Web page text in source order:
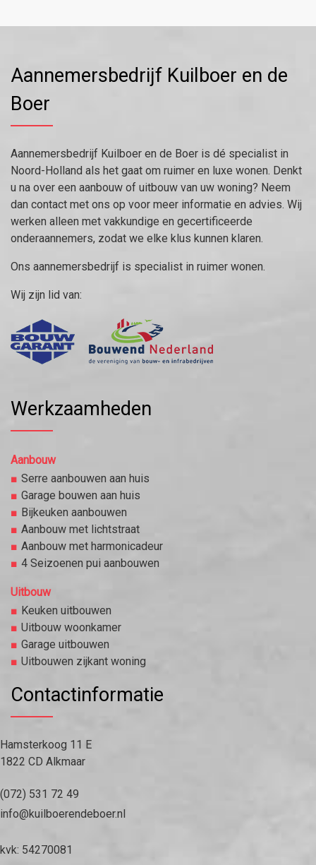
Aannemersbedrijf Kuilboer en de
Boer
Aannemersbedrijf Kuilboer en de Boer is dé specialist in
Noord-Holland als het gaat om ruimer en luxe wonen. Denkt
u na over een aanbouw of uitbouw van uw woning? Neem
dan contact met ons op voor meer informatie en advies. Wij
werken alleen met vakkundige en gecertificeerde
onderaannemers, zodat we elke klus kunnen klaren.
Ons aannemersbedrijf is specialist in ruimer wonen.
Wij zijn lid van:
Werkzaamheden
Aanbouw
Serre aanbouwen aan huis
Garage bouwen aan huis
Bijkeuken aanbouwen
Aanbouw met lichtstraat
Aanbouw met harmonicadeur
4 Seizoenen pui aanbouwen
Uitbouw
Keuken uitbouwen
Uitbouw woonkamer
Garage uitbouwen
Uitbouwen zijkant woning
Contactinformatie
Hamsterkoog 11 E
1822 CD Alkmaar
(072) 531 72 49
info@kuilboerendeboer.nl
kvk: 54270081